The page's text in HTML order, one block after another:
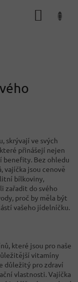
skrývají ve svých
přinášejí nejen
benefity. Bez ohledu
vajíčka jsou cenově
bílkoviny,
zařadit do svého
proč by měla být
vašeho jídelníčku.
které jsou pro naše
vitamíny
důležitý pro zdraví
vlastnosti. Vajíčka